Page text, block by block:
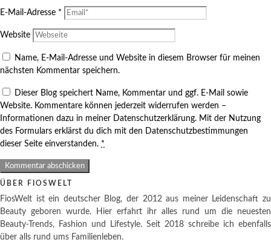
E-Mail-Adresse *
Website
Name, E-Mail-Adresse und Website in diesem Browser für meinen
nächsten Kommentar speichern.
Dieser Blog speichert Name, Kommentar und ggf. E-Mail sowie
Website. Kommentare können jederzeit widerrufen werden –
Informationen dazu in meiner Datenschutzerklärung. Mit der Nutzung
des Formulars erklärst du dich mit den Datenschutzbestimmungen
dieser Seite einverstanden. *
ÜBER FIOSWELT
FiosWelt ist ein deutscher Blog, der 2012 aus meiner Leidenschaft zu
Beauty geboren wurde. Hier erfahrt ihr alles rund um die neuesten
Beauty-Trends, Fashion und Lifestyle. Seit 2018 schreibe ich ebenfalls
über alls rund ums Familienleben.